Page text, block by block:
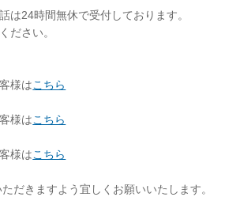
は24時間無休で受付しております。
ださい。
様はこちら
様はこちら
様はこちら
だきますよう宜しくお願いいたします。